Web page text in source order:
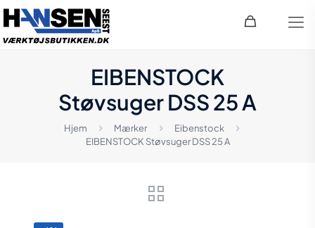
EIBENSTOCK
Støvsuger DSS 25 A
Hjem Mærker
Eibenstock
EIBENSTOCK Støvsuger DSS 25 A